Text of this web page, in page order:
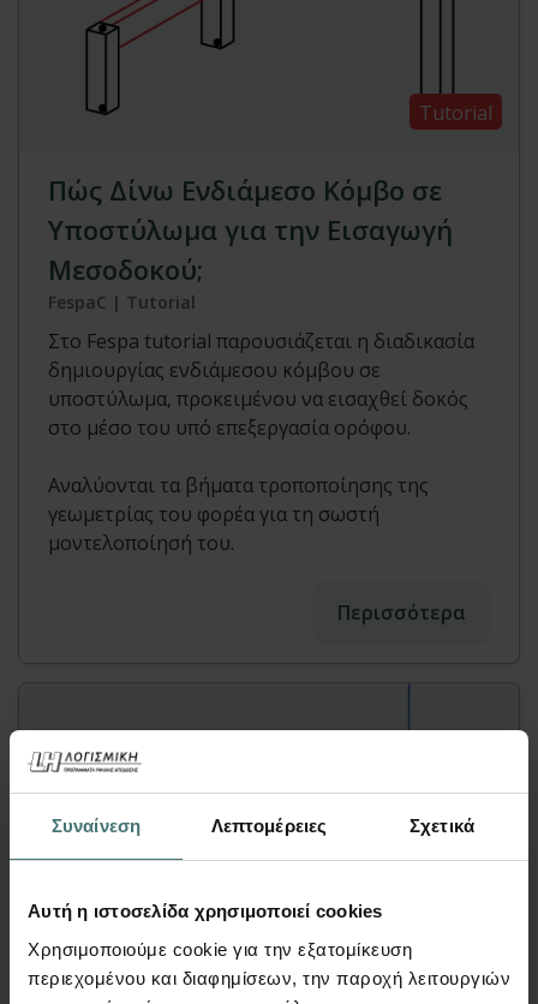
Συναίνεση Λεπτομέρειες Σχετικά
Αυτή η ιστοσελίδα χρησιμοποιεί cookies
Χρησιμοποιούμε cookie για την εξατομίκευση
περιεχομένου και διαφημίσεων, την παροχή λειτουργιών
Tutorial
Πώς Δίνω Ενδιάμεσο Κόμβο σε
Υποστύλωμα για την Εισαγωγή
Μεσοδοκού;
FespaC | Tutorial
Στο Fespa tutorial παρουσιάζεται η διαδικασία
δημιουργίας ενδιάμεσου κόμβου σε
υποστύλωμα, προκειμένου να εισαχθεί δοκός
στο μέσο του υπό επεξεργασία ορόφου.
Αναλύονται τα βήματα τροποποίησης της
γεωμετρίας του φορέα για τη σωστή
μοντελοποίησή του.
Περισσότερα